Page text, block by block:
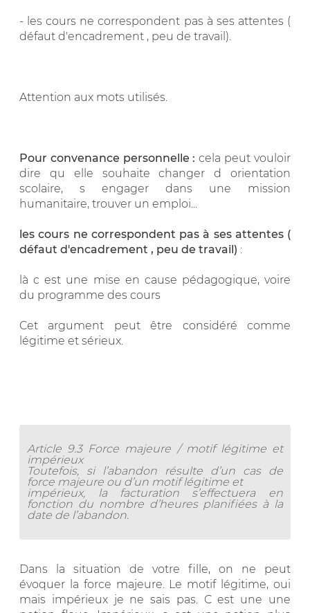
- les cours ne correspondent pas à ses attentes (
défaut d'encadrement , peu de travail).
Attention aux mots utilisés.
Pour convenance personnelle : cela peut vouloir
dire qu elle souhaite changer d orientation
scolaire, s engager dans une mission
humanitaire, trouver un emploi...
les cours ne correspondent pas à ses attentes (
défaut d'encadrement , peu de travail) :
là c est une mise en cause pédagogique, voire
du programme des cours
Cet argument peut être considéré comme
légitime et sérieux.
Article 9.3 Force majeure / motif légitime et
impérieux
Toutefois, si l’abandon résulte d’un cas de
force majeure ou d’un motif légitime et
impérieux, la facturation s’effectuera en
fonction du nombre d’heures planifiées à la
date de l’abandon.
Dans la situation de votre fille, on ne peut
évoquer la force majeure. Le motif légitime, oui
mais impérieux je ne sais pas. C est une une